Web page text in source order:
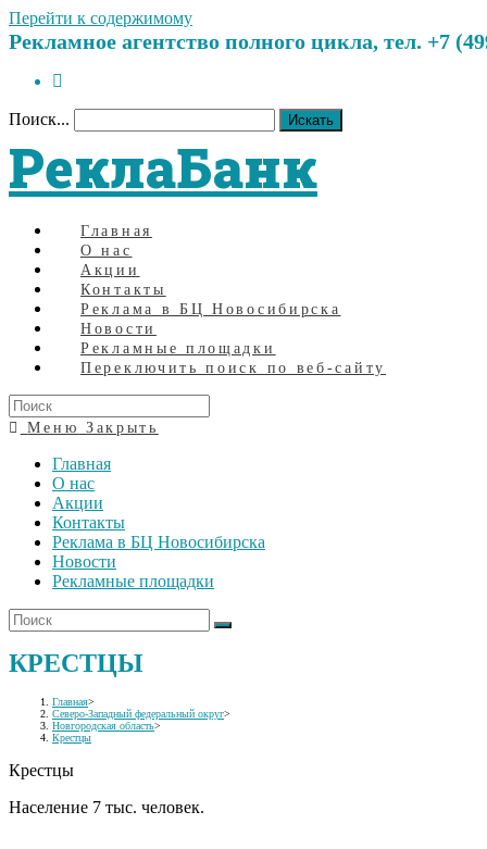
Перейти к содержимому
Рекламное агентство полного цикла, тел. +7
Поиск... Искать
РеклаБанк
Главная
О нас
Акции
Контакты
Реклама в БЦ Новосибирска
Новости
Рекламные площадки
Переключить поиск по веб-сайту
Меню Закрыть
Главная
О нас
Акции
Контакты
Реклама в БЦ Новосибирска
Новости
Рекламные площадки
КРЕСТЦЫ
Главная>
Северо-Западный федеральный округ>
Новгородская область>
Крестцы
Крестцы
Население 7 тыс. человек.